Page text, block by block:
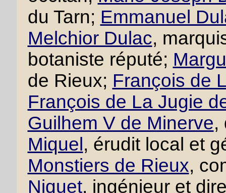
du Tarn; Emmanuel
Melchior Dulac,
botaniste réputé;
de Rieux; François de
François de La Jugie
Guilhem V de Minerve,
Miquel , érudit local et
Monstiers de Rieux,
Niquet, ingénieur et